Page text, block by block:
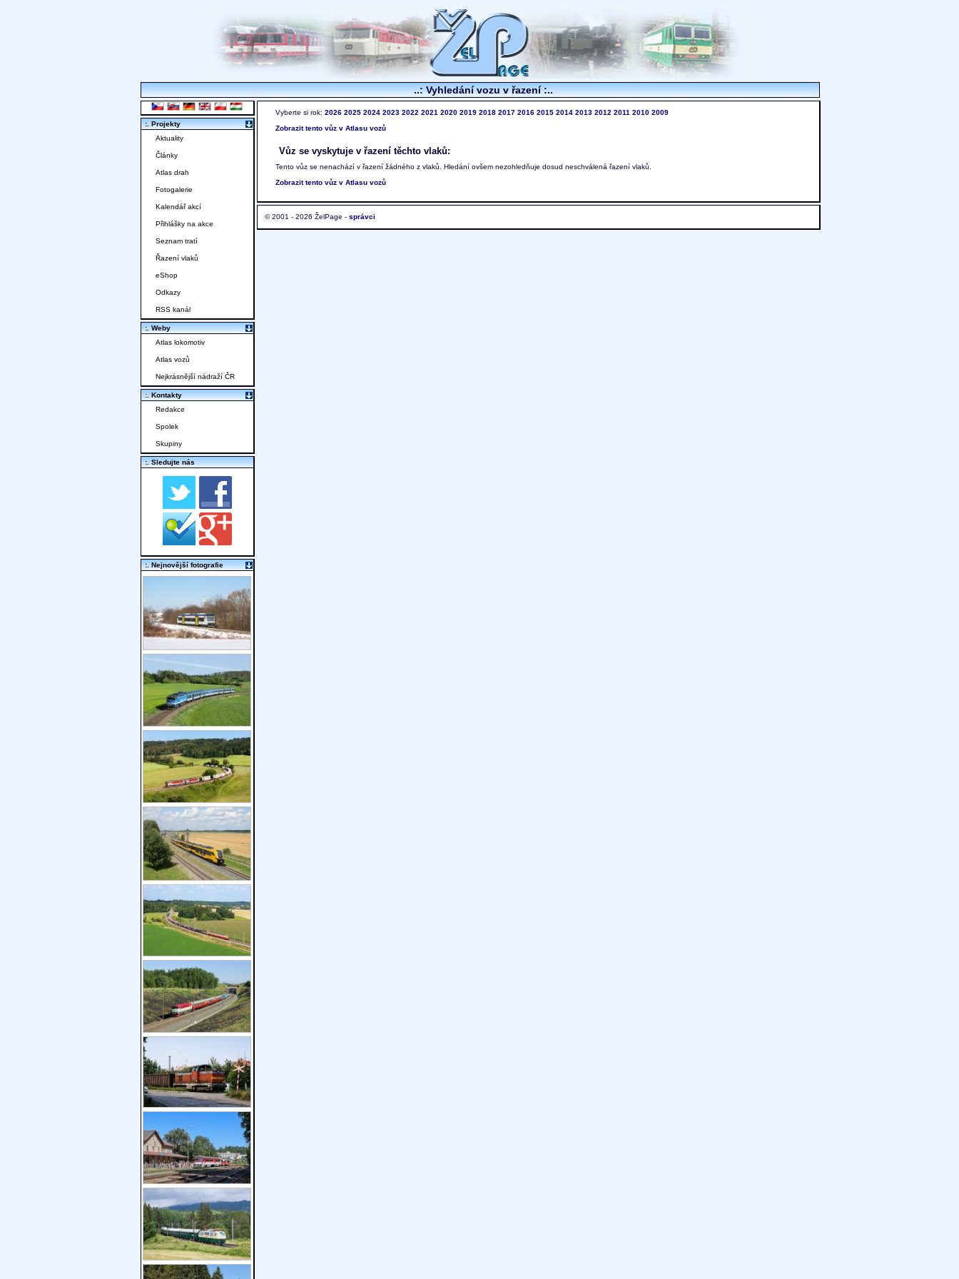
..: Vyhledání vozu v řazení :..
Vyberte si rok: 2026 2025 2024 2023 2022 2021 2020 2019 2018 2017 2016 2015 2014 2013 2012 2011 2010 2009
Zobrazit tento vůz v Atlasu vozů
Vůz se vyskytuje v řazení těchto vlaků:
Tento vůz se nenachází v řazení žádného z vlaků. Hledání ovšem nezohledňuje dosud neschválená řazení vlaků.
Zobrazit tento vůz v Atlasu vozů
© 2001 - 2026 ŽelPage - správci
:. Projekty
Aktuality
Články
Atlas drah
Fotogalerie
Kalendář akcí
Přihlášky na akce
Seznam tratí
Řazení vlaků
eShop
Odkazy
RSS kanál
:. Weby
Atlas lokomotiv
Atlas vozů
Nejkrásnější nádraží ČR
:. Kontakty
Redakce
Spolek
Skupiny
:. Sledujte nás
:. Nejnovější fotografie